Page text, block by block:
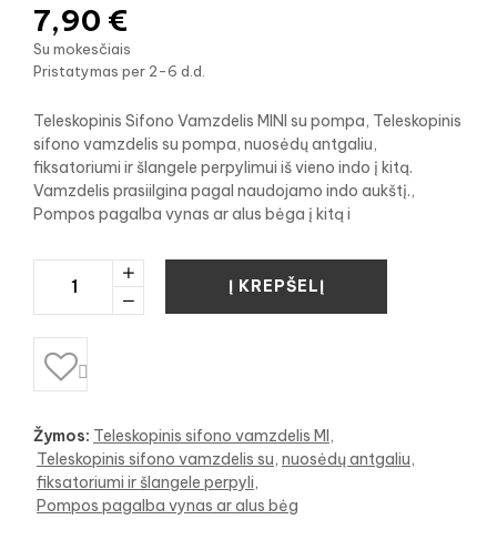
7,90 €
Su mokesčiais
Pristatymas per 2-6 d.d.
Teleskopinis Sifono Vamzdelis MINI su pompa, Teleskopinis
sifono vamzdelis su pompa, nuosėdų antgaliu,
fiksatoriumi ir šlangele perpylimui iš vieno indo į kitą.
Vamzdelis prasiilgina pagal naudojamo indo aukštį.,
Pompos pagalba vynas ar alus bėga į kitą i
Į KREPŠELĮ

Žymos: Teleskopinis sifono vamzdelis MI
Teleskopinis sifono vamzdelis su nuosėdų antgaliu
fiksatoriumi ir šlangele perpyli
Pompos pagalba vynas ar alus bėg